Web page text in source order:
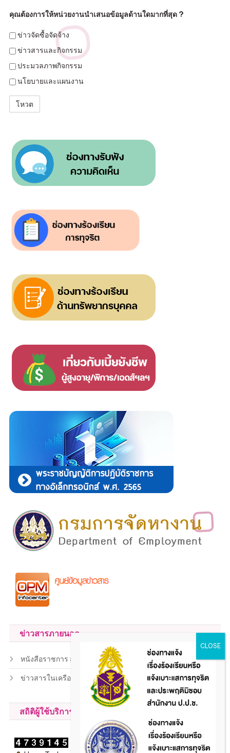
คุณต้องการให้หน่วยงานนำเสนอข้อมูลด้านใดมากที่สุด ?
ข่าวจัดซื้อจัดจ้าง
ข่าวสารและกิจกรรม
ประมวลภาพกิจกรรม
นโยบายและแผนงาน
ข่าวสารภายนอก
หนังสือราชการ สถ.
ข่าวสารในเครือข่าย
สถิติผู้ใช้บริการ